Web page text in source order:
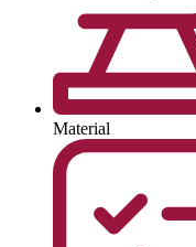
Material